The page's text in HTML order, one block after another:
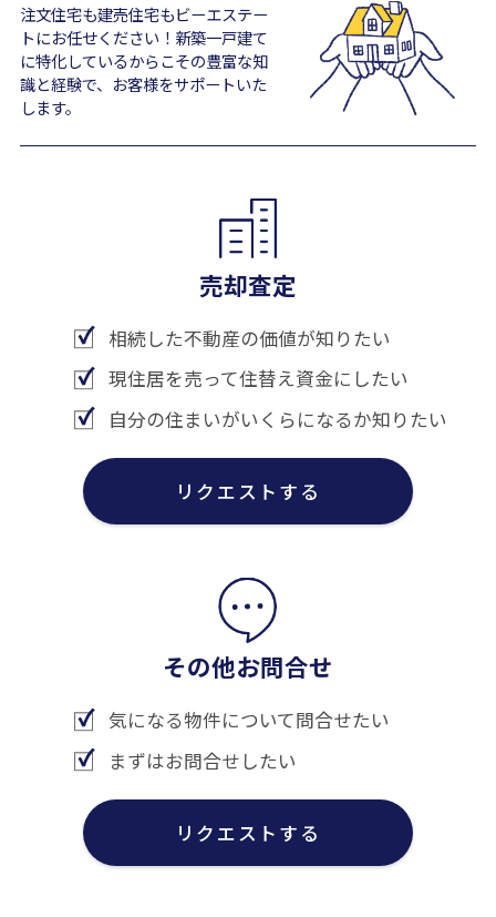
注文住宅も建売住宅もビーエステー
トにお任せください！新築一戸建て
に特化しているからこその豊富な知
識と経験で、お客様をサポートいた
します。
売却査定
相続した不動産の価値が知りたい
現住居を売って住替え資金にしたい
自分の住まいがいくらになるか知りたい
リクエストする
その他お問合せ
気になる物件について問合せたい
まずはお問合せしたい
リクエストする